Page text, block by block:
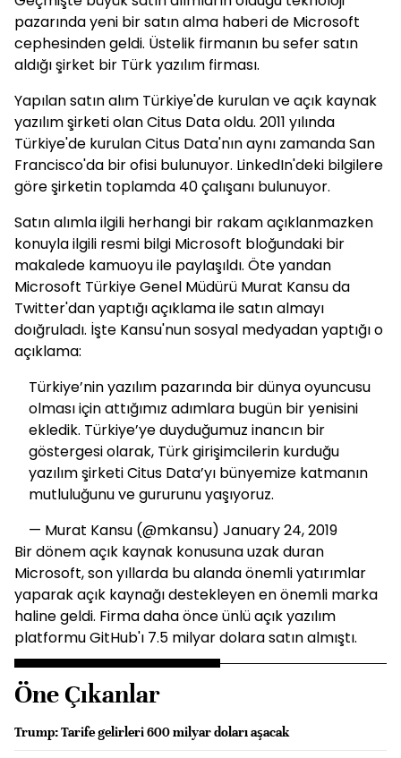
pazarında yeni bir satın alma haberi de Microsoft
cephesinden geldi. Üstelik firmanın bu sefer satın
aldığı şirket bir Türk yazılım firması.
Yapılan satın alım Türkiye'de kurulan ve açık kaynak
yazılım şirketi olan Citus Data oldu. 2011 yılında
Türkiye'de kurulan Citus Data'nın aynı zamanda San
Francisco'da bir ofisi bulunuyor. LinkedIn'deki bilgilere
göre şirketin toplamda 40 çalışanı bulunuyor.
Satın alımla ilgili herhangi bir rakam açıklanmazken
konuyla ilgili resmi bilgi Microsoft bloğundaki bir
makalede kamuoyu ile paylaşıldı. Öte yandan
Microsoft Türkiye Genel Müdürü Murat Kansu da
Twitter'dan yaptığı açıklama ile satın almayı
doığruladı. İşte Kansu'nun sosyal medyadan yaptığı o
açıklama:
Türkiye’nin yazılım pazarında bir dünya oyuncusu
olması için attığımız adımlara bugün bir yenisini
ekledik. Türkiye’ye duyduğumuz inancın bir
göstergesi olarak, Türk girişimcilerin kurduğu
yazılım şirketi Citus Data’yı bünyemize katmanın
mutluluğunu ve gururunu yaşıyoruz.
— Murat Kansu (@mkansu) January 24, 2019
Bir dönem açık kaynak konusuna uzak duran
Microsoft, son yıllarda bu alanda önemli yatırımlar
yaparak açık kaynağı destekleyen en önemli marka
haline geldi. Firma daha önce ünlü açık yazılım
platformu GitHub'ı 7.5 milyar dolara satın almıştı.
Öne Çıkanlar
Trump: Tarife gelirleri 600 milyar doları aşacak